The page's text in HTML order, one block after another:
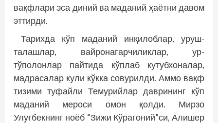
вақфлари эса диний ва маданий ҳаётни давом
эттирди.
Тарихда кўп маданий инқилоблар, уруш-
талашлар, вайронагарчиликлар, ур-
тўполонлар пайтида кўплаб кутубхоналар,
мадрасалар кули кўкка совурилди. Аммо вақф
тизими туфайли Темурийлар даврининг кўп
маданий мероси омон қолди. Мирзо
Улуғбекнинг ноёб “Зижи Кўрагоний”си, Алишер